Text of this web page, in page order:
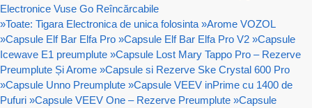
Electronice Vuse Go Reîncărcabile
»Toate: Tigara Electronica de unica folosinta »Arome VOZOL
»Capsule Elf Bar Elfa Pro »Capsule Elf Bar Elfa Pro V2 »Capsule
Icewave E1 preumplute »Capsule Lost Mary Tappo Pro – Rezerve
Preumplute Și Arome »Capsule si Rezerve Ske Crystal 600 Pro
»Capsule Unno Preumplute »Capsule VEEV inPrime cu 1400 de
Pufuri »Capsule VEEV One – Rezerve Preumplute »Capsule